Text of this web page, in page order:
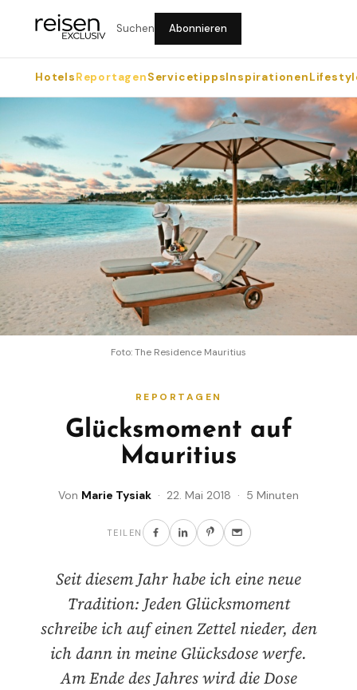
Suchen Abonnieren
HotelsReportagenServicetippsInspirationen
Foto: The Residence Mauritius
REPORTAGEN
Glücksmoment auf
Mauritius
Von Marie Tysiak · 22. Mai 2018 · 5 Minuten
TEILEN
Seit diesem Jahr habe ich eine neue
Tradition: Jeden Glücksmoment
schreibe ich auf einen Zettel nieder, den
ich dann in meine Glücksdose werfe.
Am Ende des Jahres wird die Dose